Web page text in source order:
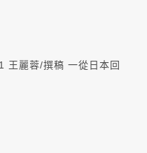
麗蓉/撰稿 一從日本回